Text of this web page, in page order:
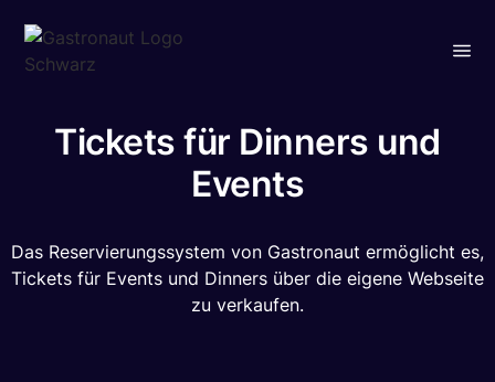
Tickets für Dinners und
Events
Das Reservierungssystem von Gastronaut ermöglicht es,
Tickets für Events und Dinners über die eigene Webseite
zu verkaufen.